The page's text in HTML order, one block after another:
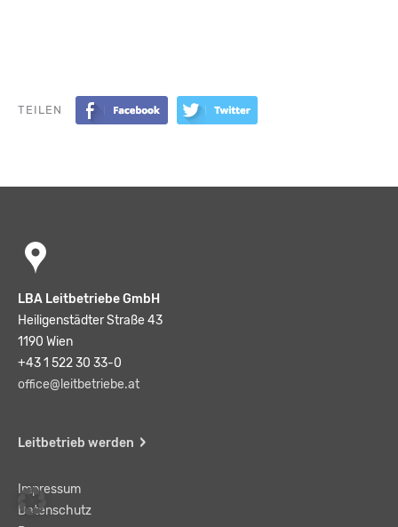
TEILEN
LBA Leitbetriebe GmbH
Heiligenstädter Straße 43
1190 Wien
+43 1 522 30 33-0
office@leitbetriebe.at
Leitbetrieb werden
Impressum
Datenschutz